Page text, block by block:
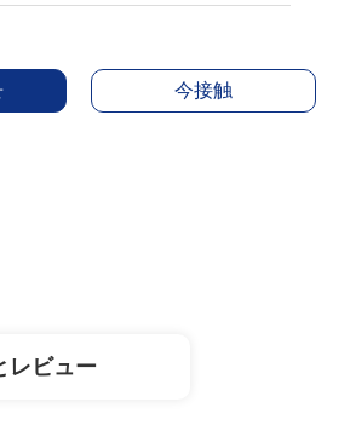
今接触
レビュー